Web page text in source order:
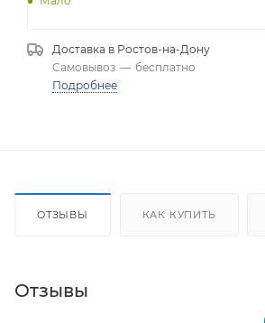
Доставка в Ростов-на-Дону
Самовывоз — бесплатно
Подробнее
ОТЗЫВЫ КАК КУПИТЬ
Отзывы